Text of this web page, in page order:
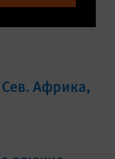
Африка